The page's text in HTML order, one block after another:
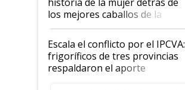
los mejores caballos de la
Argentina y los mitos que
todavía hacen sufrir a estos
animales: "Mientras me
descalificaban, yo seguí
haciendo currículum"
Escala el conflicto por el IPCVA:
frigoríficos de tres provincias
respaldaron el aporte